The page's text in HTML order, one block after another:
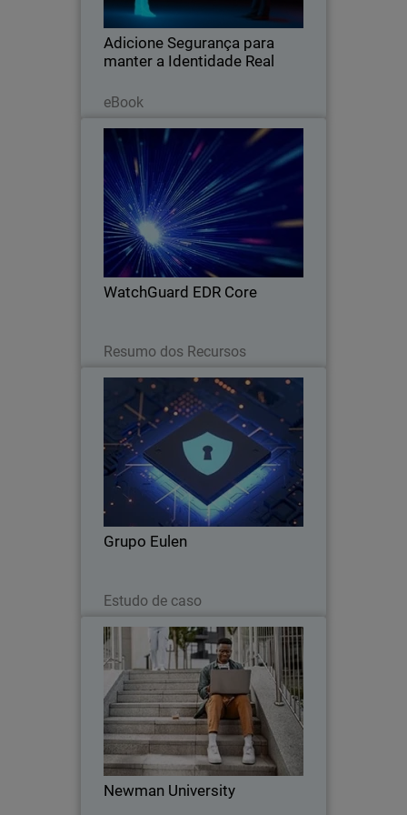
Adicione Segurança para
manter a Identidade Real
eBook
levar a Malware e perdas financeiras.
Thumbnail
WatchGuard EDR Core
Resumo dos Recursos
WatchGuard EDR Core
O EDR Core frustra de forma efetiva as
ameaças avançadas com detecção e
coordenação de resposta entre a rede e
o endpoint.
Grupo Eulen
Estudo de caso
Grupo Eulen
A EULEN Seguridad escolheu o
WatchGuard Orion como sua
plataforma de threat hunting inteligente
Newman University
Newman University
As universidades são um alvo para
ransomware. O CIO da Newman
University queria atualizar o
ecossistema de segurança cibernética
por diversos motivos.